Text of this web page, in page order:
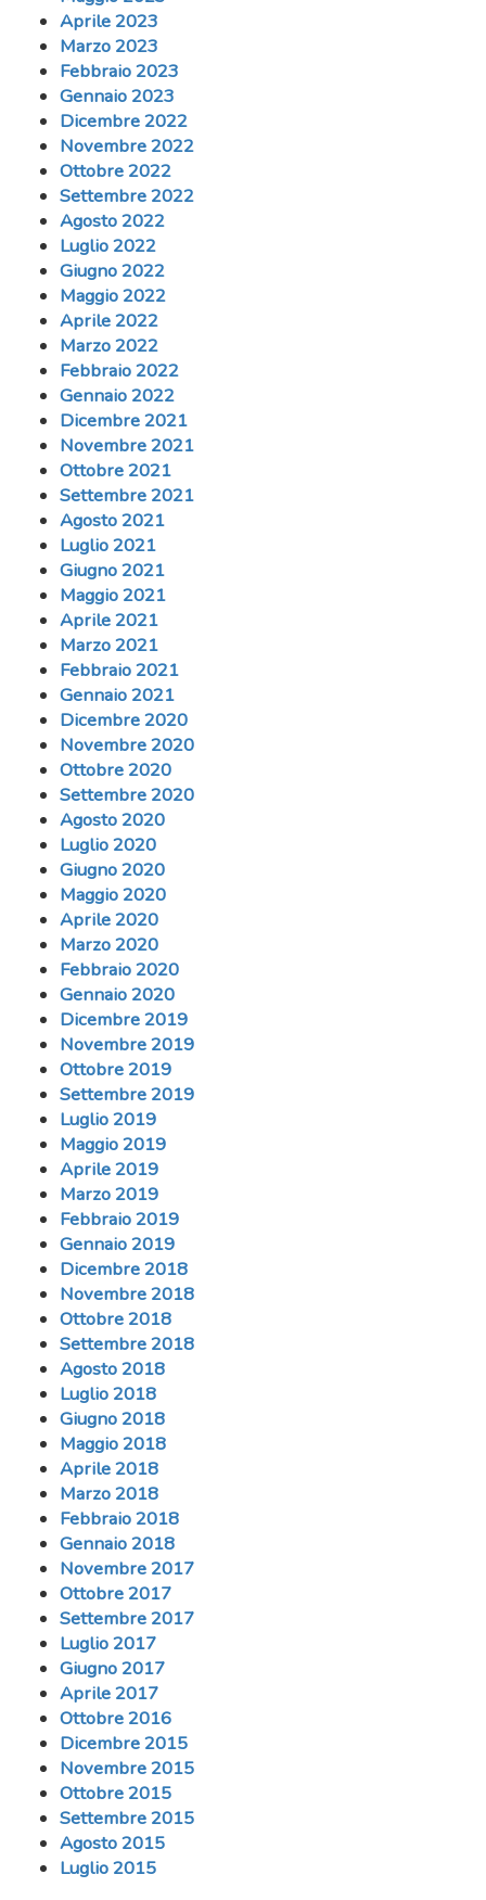
Aprile 2023
Marzo 2023
Febbraio 2023
Gennaio 2023
Dicembre 2022
Novembre 2022
Ottobre 2022
Settembre 2022
Agosto 2022
Luglio 2022
Giugno 2022
Maggio 2022
Aprile 2022
Marzo 2022
Febbraio 2022
Gennaio 2022
Dicembre 2021
Novembre 2021
Ottobre 2021
Settembre 2021
Agosto 2021
Luglio 2021
Giugno 2021
Maggio 2021
Aprile 2021
Marzo 2021
Febbraio 2021
Gennaio 2021
Dicembre 2020
Novembre 2020
Ottobre 2020
Settembre 2020
Agosto 2020
Luglio 2020
Giugno 2020
Maggio 2020
Aprile 2020
Marzo 2020
Febbraio 2020
Gennaio 2020
Dicembre 2019
Novembre 2019
Ottobre 2019
Settembre 2019
Luglio 2019
Maggio 2019
Aprile 2019
Marzo 2019
Febbraio 2019
Gennaio 2019
Dicembre 2018
Novembre 2018
Ottobre 2018
Settembre 2018
Agosto 2018
Luglio 2018
Giugno 2018
Maggio 2018
Aprile 2018
Marzo 2018
Febbraio 2018
Gennaio 2018
Novembre 2017
Ottobre 2017
Settembre 2017
Luglio 2017
Giugno 2017
Aprile 2017
Ottobre 2016
Dicembre 2015
Novembre 2015
Ottobre 2015
Settembre 2015
Agosto 2015
Luglio 2015